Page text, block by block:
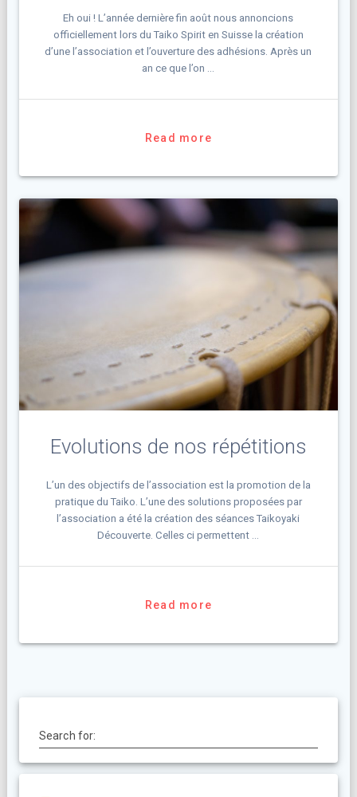
Eh oui ! L’année dernière fin août nous annoncions
officiellement lors du Taiko Spirit en Suisse la création
d’une l’association et l’ouverture des adhésions. Après un
an ce que l’on …
Read more
Evolutions de nos répétitions
L’un des objectifs de l’association est la promotion de la
pratique du Taiko. L’une des solutions proposées par
l’association a été la création des séances Taikoyaki
Découverte. Celles ci permettent …
Read more
Search for: